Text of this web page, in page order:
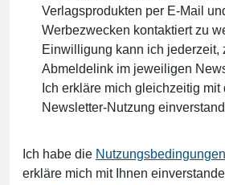
Verlagsprodukten per E-Mail
Werbezwecken kontaktiert zu
Einwilligung kann ich jederzeit,
Abmeldelink im jeweiligen
Ich erkläre mich gleichzeitig
Newsletter-Nutzung
Ich habe die Nutzungsbedingungen
erkläre mich mit Ihnen